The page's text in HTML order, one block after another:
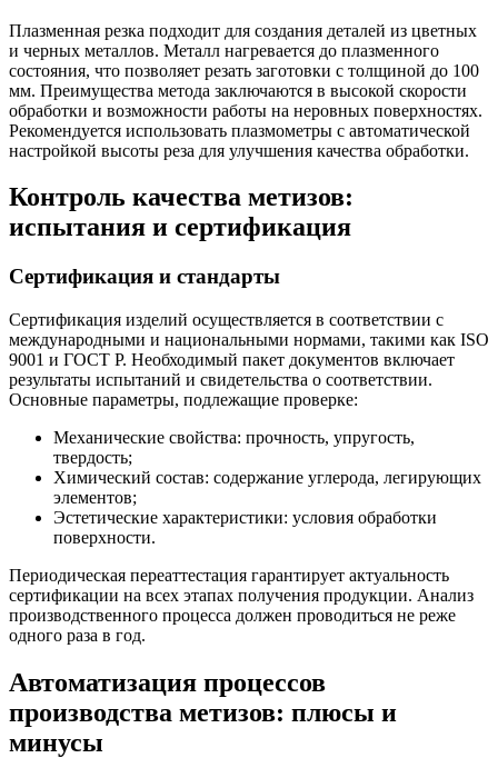
Плазменная резка подходит для создания деталей из цветных
и черных металлов. Металл нагревается до плазменного
состояния, что позволяет резать заготовки с толщиной до 100
мм. Преимущества метода заключаются в высокой скорости
обработки и возможности работы на неровных поверхностях.
Рекомендуется использовать плазмометры с автоматической
настройкой высоты реза для улучшения качества обработки.
Контроль качества метизов:
испытания и сертификация
Сертификация и стандарты
Сертификация изделий осуществляется в соответствии с
международными и национальными нормами, такими как ISO
9001 и ГОСТ Р. Необходимый пакет документов включает
результаты испытаний и свидетельства о соответствии.
Основные параметры, подлежащие проверке:
Механические свойства: прочность, упругость,
твердость;
Химический состав: содержание углерода, легирующих
элементов;
Эстетические характеристики: условия обработки
поверхности.
Периодическая переаттестация гарантирует актуальность
сертификации на всех этапах получения продукции. Анализ
производственного процесса должен проводиться не реже
одного раза в год.
Автоматизация процессов
производства метизов: плюсы и
минусы